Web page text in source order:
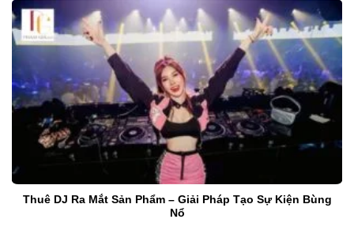
Thuê DJ Ra Mắt Sản Phẩm – Giải Pháp Tạo Sự Kiện Bùng
Nổ